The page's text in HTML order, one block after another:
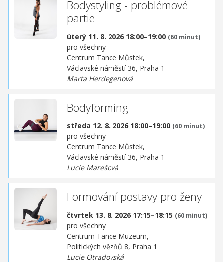
Bodystyling - problémové
partie
úterý 11. 8. 2026 18:00–19:00 (60 minut)
pro všechny
Centrum Tance Můstek,
Václavské náměstí 36, Praha 1
Marta Herdegenová
Bodyforming
středa 12. 8. 2026 18:00–19:00 (60 minut)
pro všechny
Centrum Tance Můstek,
Václavské náměstí 36, Praha 1
Lucie Marešová
Formování postavy pro ženy
čtvrtek 13. 8. 2026 17:15–18:15 (60 minut)
pro všechny
Centrum Tance Muzeum,
Politických vězňů 8, Praha 1
Lucie Otradovská